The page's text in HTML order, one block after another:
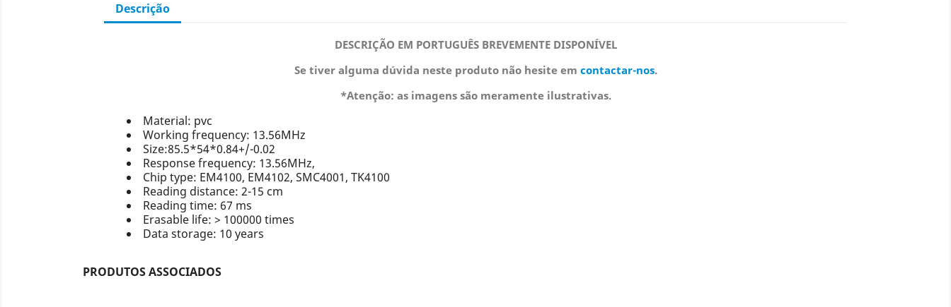
Descrição
DESCRIÇÃO EM PORTUGUÊS BREVEMENTE DISPONÍVEL
Se tiver alguma dúvida neste produto não hesite em contactar-nos.
*Atenção: as imagens são meramente ilustrativas.
Material: pvc
Working frequency: 13.56MHz
Size:85.5*54*0.84+/-0.02
Response frequency: 13.56MHz,
Chip type: EM4100, EM4102, SMC4001, TK4100
Reading distance: 2-15 cm
Reading time: 67 ms
Erasable life: > 100000 times
Data storage: 10 years
PRODUTOS ASSOCIADOS